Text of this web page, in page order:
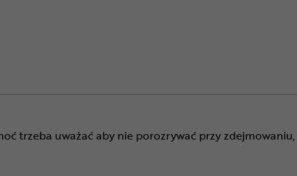
trzeba uważać aby nie porozrywać przy